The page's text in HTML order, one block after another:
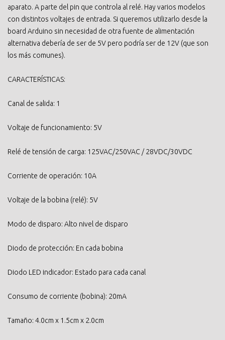
aparato. A parte del pin que controla al relé. Hay varios modelos
con distintos voltajes de entrada. Si queremos utilizarlo desde la
board Arduino sin necesidad de otra fuente de alimentación
alternativa debería de ser de 5V pero podría ser de 12V (que son
los más comunes).
CARACTERÍSTICAS:
Canal de salida: 1
Voltaje de funcionamiento: 5V
Relé de tensión de carga: 125VAC/250VAC / 28VDC/30VDC
Corriente de operación: 10A
Voltaje de la bobina (relé): 5V
Modo de disparo: Alto nivel de disparo
Diodo de protección: En cada bobina
Diodo LED indicador: Estado para cada canal
Consumo de corriente (bobina): 20mA
Tamaño: 4.0cm x 1.5cm x 2.0cm